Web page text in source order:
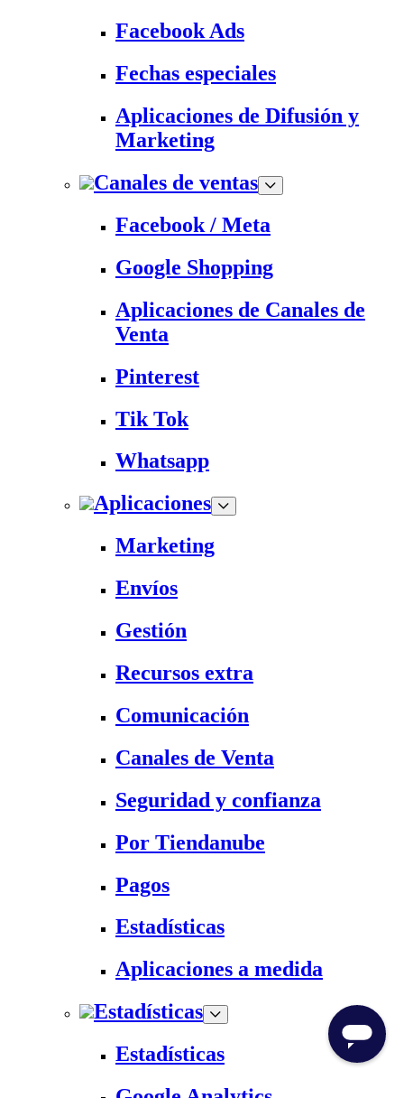
Facebook Ads
Fechas especiales
Aplicaciones de Difusión y
Marketing
Canales de ventas
Facebook / Meta
Google Shopping
Aplicaciones de Canales de
Venta
Pinterest
Tik Tok
Whatsapp
Aplicaciones
Marketing
Envíos
Gestión
Recursos extra
Comunicación
Canales de Venta
Seguridad y confianza
Por Tiendanube
Pagos
Estadísticas
Aplicaciones a medida
Estadísticas
Estadísticas